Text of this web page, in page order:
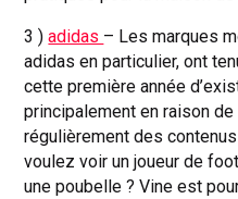
3 )adidas – Les marques
adidas en particulier, ont
cette première année
principalement en raison
régulièrement des
voulez voir un joueur de
une poubelle ? Vine est